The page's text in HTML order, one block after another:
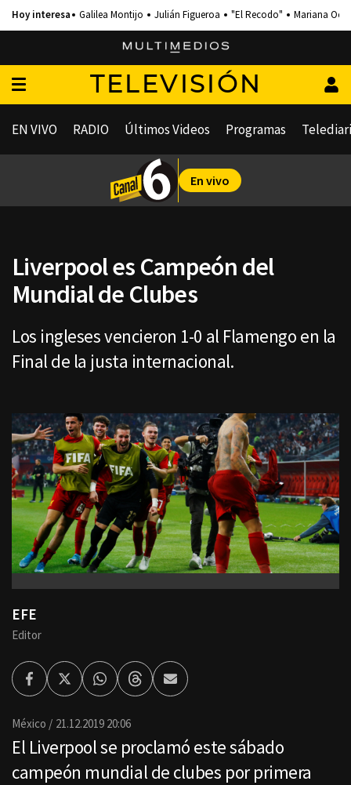
Galilea Montijo Julián Figueroa "El Recodo" Mariana
TELEVISIÓN
EN VIVO RADIO Últimos Videos Programas
En vivo
Liverpool es Campeón del
Mundial de Clubes
Los ingleses vencieron 1-0 al Flamengo en la
Final de la justa internacional.
EFE
Editor
FacebookTwitterWhatsappThreadsEnviar
por
México 21.12.2019 20:06
El Liverpool se proclamó este sábado
campeón mundial de clubes por primera